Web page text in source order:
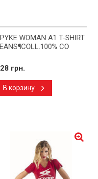
WOMAN A1 T-SHIRT
CO
грн.
В корзину